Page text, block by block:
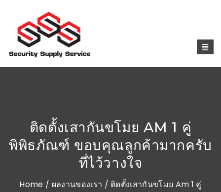
ติดตั้งเสากันขโมย AM 1 คู่
พิพิธภัณฑ์ ขอบคุณลูกค้ามากครับ
ที่ไว้วางใจ
Home / ผลงานของเรา / ติดตั้งเสากันขโมย Am 1 คู่